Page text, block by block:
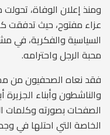
ومنذ إعلان الوفاة،
عزاء مفتوح، حيث تدفقت
السياسية والفكرية، في
محبة الرجل واحترامه.
فقد نعاه الصحفيون من
والناشطون وأبناء
الصفحات بصورته وكلمات
الخاصة التي احتلها في